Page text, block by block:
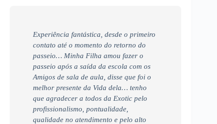
Experiência fantástica, desde o primeiro
contato até o momento do retorno do
passeio… Minha Filha amou fazer o
passeio após a saída da escola com os
Amigos de sala de aula, disse que foi o
melhor presente da Vida dela… tenho
que agradecer a todos da Exotic pelo
profissionalismo, pontualidade,
qualidade no atendimento e pelo alto